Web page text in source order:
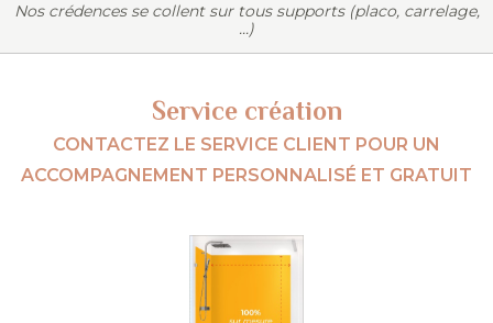
Nos crédences se collent sur tous supports (placo, carrelage,
...)
Service création
CONTACTEZ LE SERVICE CLIENT POUR UN
ACCOMPAGNEMENT PERSONNALISÉ ET GRATUIT